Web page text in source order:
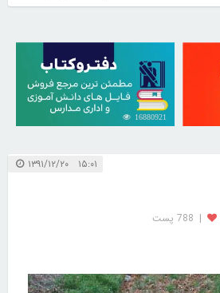
16880921
۱۵:۰۱ ۱۳۹۱/۱۲/۲۰
| 788 پست